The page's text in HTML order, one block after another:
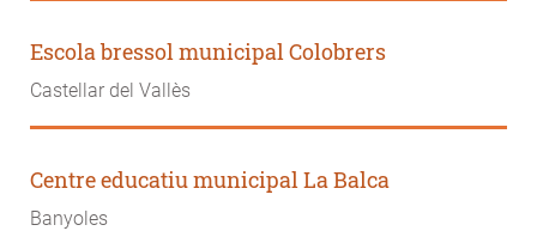
Escola bressol municipal Colobrers
Castellar del Vallès
Centre educatiu municipal La Balca
Banyoles